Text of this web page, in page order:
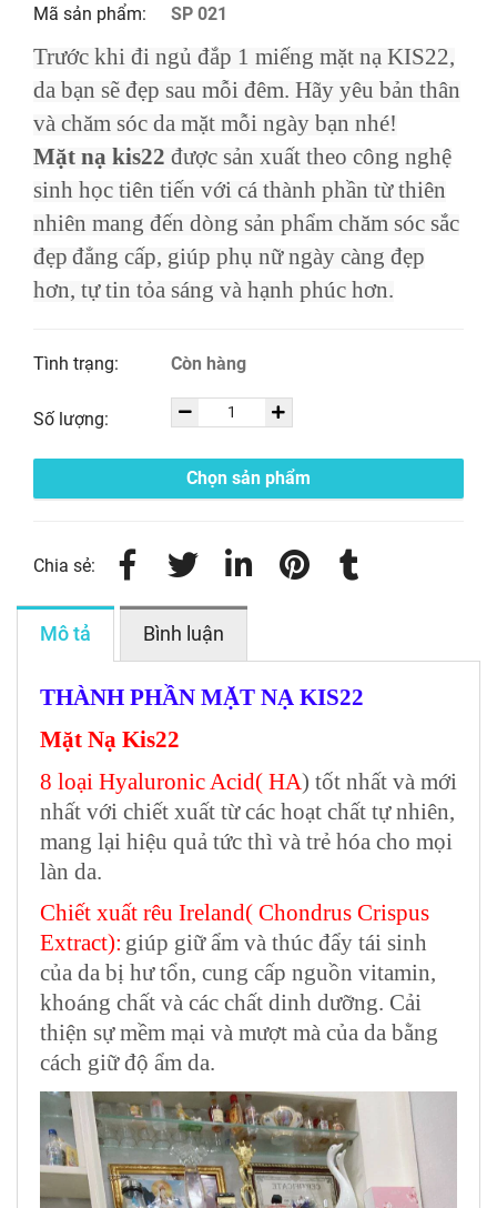
Mã sản phẩm: SP 021
Trước khi đi ngủ đắp 1 miếng mặt nạ KIS22,
da bạn sẽ đẹp sau mỗi đêm. Hãy yêu bản thân
và chăm sóc da mặt mỗi ngày bạn nhé!
Mặt nạ kis22 được sản xuất theo công nghệ
sinh học tiên tiến với cá thành phần từ thiên
nhiên mang đến dòng sản phẩm chăm sóc sắc
đẹp đẳng cấp, giúp phụ nữ ngày càng đẹp
hơn, tự tin tỏa sáng và hạnh phúc hơn.
Tình trạng: Còn hàng
Số lượng:
Chọn sản phẩm
Chia sẻ:
Mô tả Bình luận
THÀNH PHẦN MẶT NẠ KIS22
Mặt Nạ Kis22
8 loại Hyaluronic Acid( HA) tốt nhất và mới
nhất với chiết xuất từ các hoạt chất tự nhiên,
mang lại hiệu quả tức thì và trẻ hóa cho mọi
làn da.
Chiết xuất rêu Ireland( Chondrus Crispus
Extract): giúp giữ ẩm và thúc đẩy tái sinh
của da bị hư tổn, cung cấp nguồn vitamin,
khoáng chất và các chất dinh dưỡng. Cải
thiện sự mềm mại và mượt mà của da bằng
cách giữ độ ẩm da.